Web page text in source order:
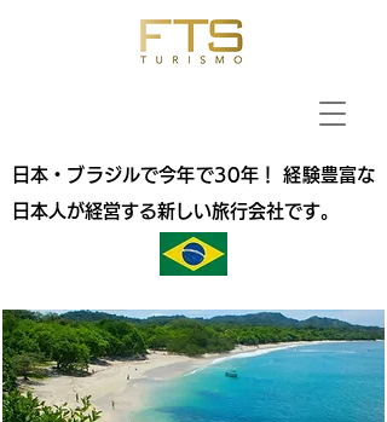
日本・ブラジルで今年で30年！ 経験豊富な
日本人が経営する新しい旅行会社です。